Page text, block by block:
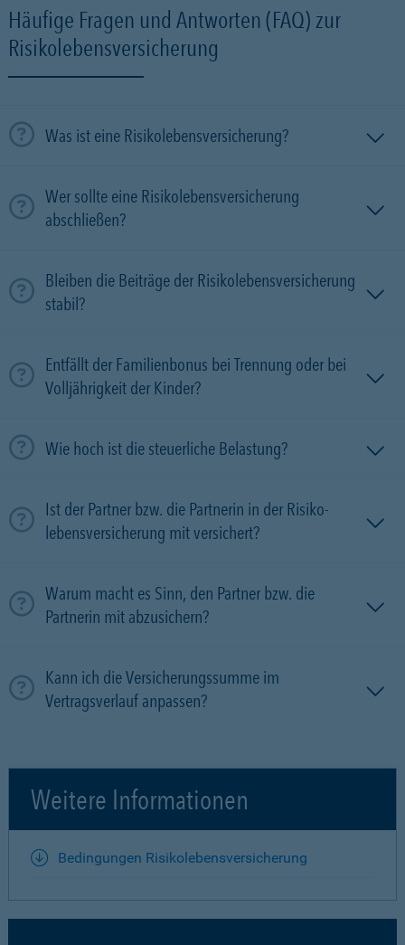
Häufige Fragen und Antworten (FAQ) zur
Risikolebensversicherung
Was ist eine Risikolebensversicherung?
Wer sollte eine Risikolebensversicherung
abschließen?
Bleiben die Beiträge der Risikolebensversicherung
stabil?
Entfällt der Familienbonus bei Trennung oder bei
Volljährigkeit der Kinder?
Wie hoch ist die steuerliche Belastung?
Ist der Partner bzw. die Partnerin in der Risiko­
lebens­versicherung mit versichert?
Warum macht es Sinn, den Partner bzw. die
Partnerin mit ab­zu­sichern?
Kann ich die Versicherungssumme im
Vertragsverlauf anpassen?
Weitere Informationen
Bedingungen Risikolebensversicherung